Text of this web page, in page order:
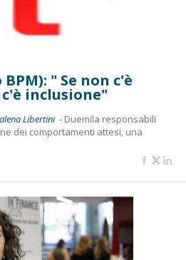
" Se non c'è
inclusione"
Libertini - Duemila responsabili
dei comportamenti attesi, una